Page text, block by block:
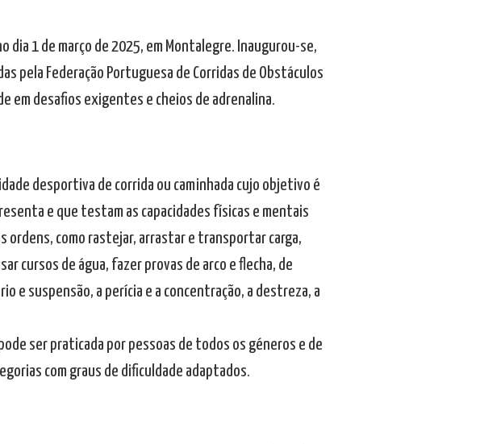
dia 1 de março de 2025, em Montalegre. Inaugurou-se,
pela Federação Portuguesa de Corridas de Obstáculos
em desafios exigentes e cheios de adrenalina.
desportiva de corrida ou caminhada cujo objetivo é
e que testam as capacidades físicas e mentais
ordens, como rastejar, arrastar e transportar carga,
cursos de água, fazer provas de arco e flecha, de
suspensão, a perícia e a concentração, a destreza, a
ser praticada por pessoas de todos os géneros e de
com graus de dificuldade adaptados.